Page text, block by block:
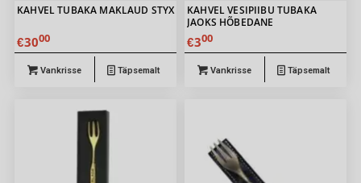
KAHVEL TUBAKA MAKLAUD STYX
€3000
Vankrisse Täpsemalt
KAHVEL VESIPIIBU TUBAKA
JAOKS HÕBEDANE
€300
Vankrisse Täpsemalt